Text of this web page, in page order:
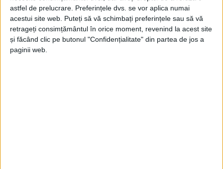
astfel de prelucrare. Preferințele dvs. se vor aplica numai
acestui site web. Puteți să vă schimbați preferințele sau să vă
retrageți consimțământul în orice moment, revenind la acest site
și făcând clic pe butonul "Confidențialitate" din partea de jos a
paginii web.
Recomandat de cine nu trebuie
Jupanu - 3 februarie 2024